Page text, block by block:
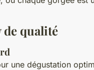
de qualité
une dégustation